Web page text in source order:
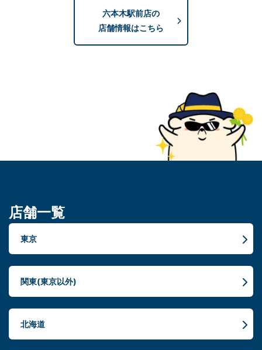
六本木駅前店の
店舗情報はこちら
店舗一覧
東京
関東(東京以外)
北海道